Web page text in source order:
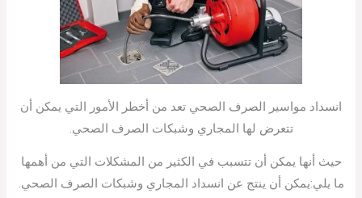
انسداد مواسير الصرف الصحي تعد من أخطر الأمور التي يمكن أن
تتعرض لها المجاري وشبكات الصرف الصحي.
حيث أنها يمكن أن تتسبب في الكثير من المشكلات التي من أهمها
ما يلي:يمكن أن ينتج عن انسداد المجاري وشبكات الصرف الصحي.